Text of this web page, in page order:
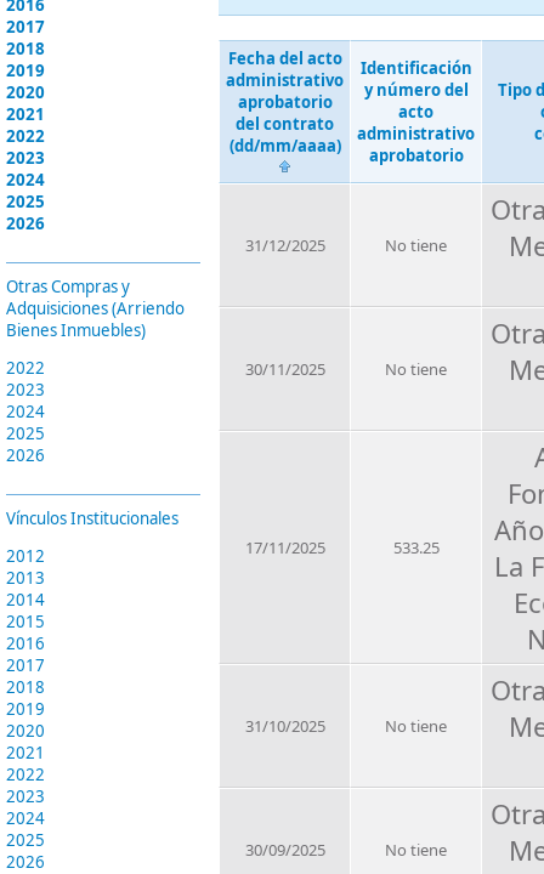
2016
2017
2018
2019
2020
2021
2022
2023
2024
2025
2026
Otras Compras y
Adquisiciones (Arriendo
Bienes Inmuebles)
2022
2023
2024
2025
2026
Vínculos Institucionales
2012
2013
2014
2015
2016
2017
2018
2019
2020
2021
2022
2023
2024
2025
2026
Fecha del acto
administrativo
aprobatorio
del contrato
(dd/mm/aaaa)
Identificación
y número del
acto
administrativo
aprobatorio
Tipo
31/12/2025 No tiene
30/11/2025 No tiene
17/11/2025 533.25
La
31/10/2025 No tiene
30/09/2025 No tiene